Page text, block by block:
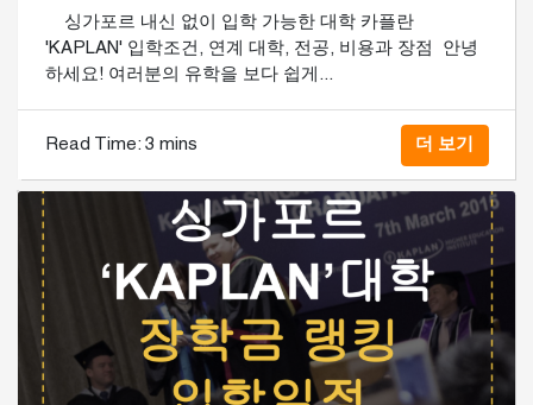
싱가포르 내신 없이 입학 가능한 대학 카플란
'KAPLAN' 입학조건, 연계 대학, 전공, 비용과 장점 ​ 안녕
하세요! 여러분의 유학을 보다 쉽게...
Read Time: 3 mins 더 보기